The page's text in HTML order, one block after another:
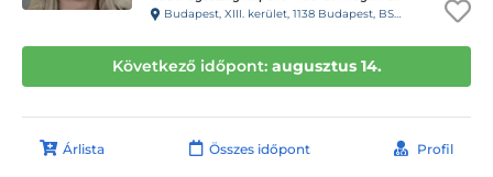
Budapest, XIII. kerület, 1138 Budapest, BSR Center, Váci út 135-139.
Következő időpont: augusztus 14.
Árlista Összes időpont Profil